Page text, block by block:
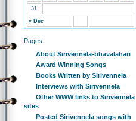
« Dec
31
Pages
About Sirivennela-bhavalahari
Award Winning Songs
Books Written by Sirivennela
Interviews with Sirivennela
Other WWW links to Sirivennela
sites
Posted Sirivennela songs with